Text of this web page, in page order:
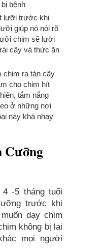
bệnh
lưỡi trước khi
giúp nó nói rõ
chim sẽ lười
cây và thức ăn
chim ra tán cây
cho chim hít
tắm nắng
ở những nơi
này khá nhạy
Cưỡng
-5 tháng tuổi
trước khi
dạy chim
không bị lai
mọi người